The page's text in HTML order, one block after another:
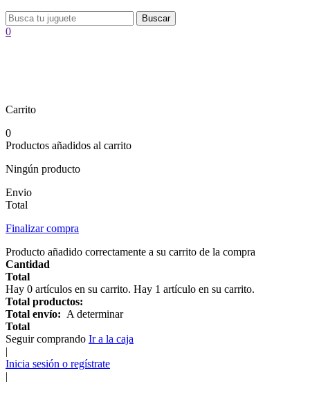
Buscar
0
Carrito
0
Productos añadidos al carrito
Ningún producto
Envio
Total
Finalizar compra
Producto añadido correctamente a su carrito de la compra
Cantidad
Total
Hay 0 artículos en su carrito. Hay 1 artículo en su carrito.
Total productos:
Total envío: A determinar
Total
Seguir comprando Ir a la caja
|
Inicia sesión o regístrate
|